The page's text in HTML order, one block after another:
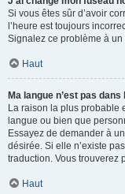
Si vous êtes sûr d’avoir
l’heure est toujours
Signalez ce problème à un
Haut
Ma langue n’est pas dans
La raison la plus probable
langue ou bien que
Essayez de demander à
désirée. Si elle n’existe
traduction. Vous trouverez
Haut